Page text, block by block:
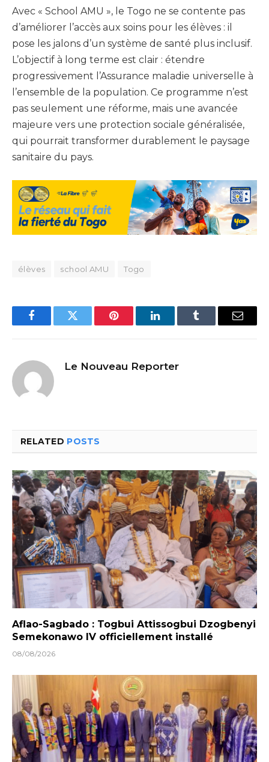
Avec « School AMU », le Togo ne se contente pas
d’améliorer l’accès aux soins pour les élèves : il
pose les jalons d’un système de santé plus inclusif.
L’objectif à long terme est clair : étendre
progressivement l’Assurance maladie universelle à
l’ensemble de la population. Ce programme n’est
pas seulement une réforme, mais une avancée
majeure vers une protection sociale généralisée,
qui pourrait transformer durablement le paysage
sanitaire du pays.
élèves school AMU Togo
FacebookTwitter Pinterest LinkedInTumblr Email
Le Nouveau Reporter
RELATED POSTS
Aflao-Sagbado : Togbui Attissogbui Dzogbenyi
Semekonawo IV officiellement installé
08/08/2026